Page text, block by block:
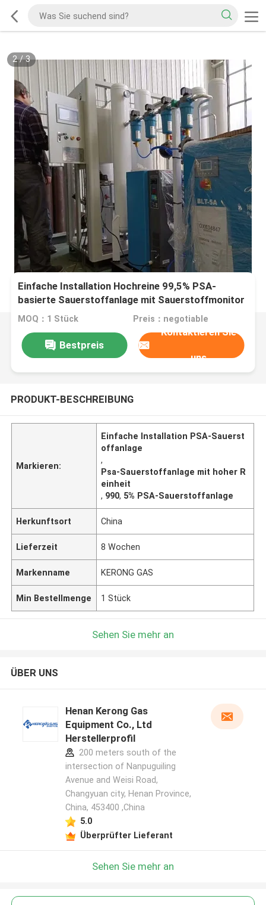
2/3
Einfache Installation Hochreine 99,5% PSA-
basierte Sauerstoffanlage mit Sauerstoffmonitor
MOQ：1 Stück Preis：negotiable
Bestpreis
Kontaktieren Sie
uns
PRODUKT-BESCHREIBUNG
Markieren:
Einfache Installation PSA-Sauerst
offanlage
,
Psa-Sauerstoffanlage mit hoher R
einheit
, 990, 5% PSA-Sauerstoffanlage
Herkunftsort China
Lieferzeit 8 Wochen
Markenname KERONG GAS
Min Bestellmenge 1 Stück
Sehen Sie mehr an
ÜBER UNS
Henan Kerong Gas
Equipment Co., Ltd
Herstellerprofil
200 meters south of the
intersection of Nanpuguiling
Avenue and Weisi Road,
Changyuan city, Henan Province,
China, 453400 ,China
5.0
Überprüfter Lieferant
Sehen Sie mehr an